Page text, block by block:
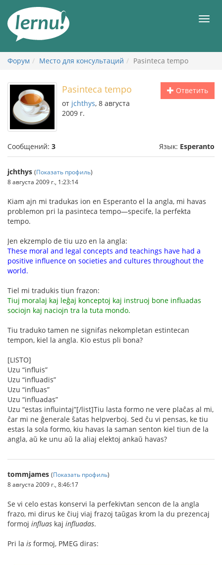
содержанию
Форум Место для консультаций Pasinteca tempo
Ответить
Pasinteca tempo
от jchthys, 8 августа
2009 г.
Сообщений: 3 Язык: Esperanto
jchthys (Показать профиль)
8 августа 2009 г., 1:23:14
Kiam ajn mi tradukas ion en Esperanto el la angla, mi havas
problemon pri la pasinteca tempo—specife, la perfekta
tempo.
Jen ekzemplo de tiu uzo en la angla:
These moral and legal concepts and teachings have had a
positive influence on societies and cultures throughout the
world.
Tiel mi tradukis tiun frazon:
Tiuj moralaj kaj leĝaj konceptoj kaj instruoj bone influadas
sociojn kaj naciojn tra la tuta mondo.
Tiu traduko tamen ne signifas nekompletan estintecan
tempon, kiel la angla. Kio estus pli bona?
[LISTO]
Uzu “influis”
Uzu “influadis”
Uzu “influas”
Uzu “influadas”
Uzu “estas influintaj”[/list]Tiu lasta formo ne vere plaĉas al mi,
ĉar mi ne ĝenerale ŝatas helpverboj. Sed ĉu vi pensas, ke tiu
estas la sola formo, kiu havas la saman senton kiel tiun de la
angla, aŭ ke unu aŭ la aliaj elektoj ankaŭ havas?
tommjames (Показать профиль)
8 августа 2009 г., 8:46:17
Se vi celo estas konservi la perfekivtan sencon de la angla
frazo, mi dirus ke ĉiuj viaj frazoj taŭgas krom la du prezencaj
formoj influas kaj influadas.
Pri la is formoj, PMEG diras: